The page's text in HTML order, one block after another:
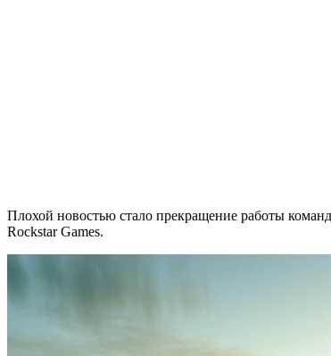
Плохой новостью стало прекращение работы
Rockstar Games.